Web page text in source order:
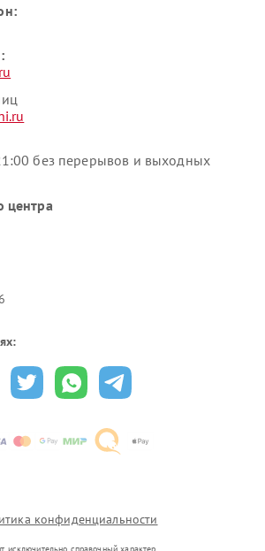
без перерывов и выходных
центра
конфиденциальности
исключительно справочный характер.